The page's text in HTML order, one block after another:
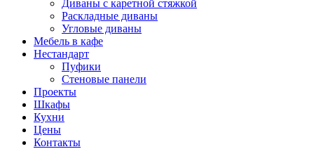
Диваны с каретной стяжкой
Раскладные диваны
Угловые диваны
Мебель в кафе
Нестандарт
Пуфики
Стеновые панели
Проекты
Шкафы
Кухни
Цены
Контакты